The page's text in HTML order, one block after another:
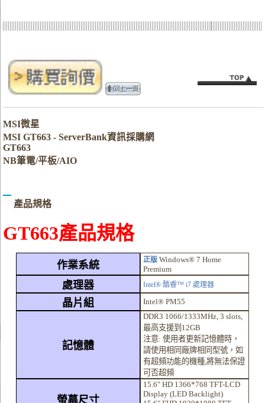
MSI微星
MSI GT663 - ServerBank資訊採購網
GT663
NB筆電/平板/AIO
產品規格
GT663產品規格
作業系統 正版 Windows® 7 Home
Premium
處理器 Intel® 酷睿™ i7 處理器
晶片組 Intel® PM55
記憶體
DDR3 1066/1333MHz, 3 slots,
最高支援到12GB
注意: 使用者更新記憶體時，
請使用相同廠牌相同型號，如
有超頻功能的機種,將無法保證
可否超頻
螢幕尺寸
15.6" HD 1366*768 TFT-LCD
Display (LED Backlight)